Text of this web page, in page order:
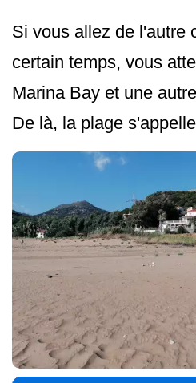
Si vous allez de l'autre
certain temps, vous
Marina Bay et une
De là, la plage